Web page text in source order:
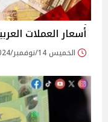
أسعار العملات
الخميس 14/نوفمبر/2024 - 10:36 ص